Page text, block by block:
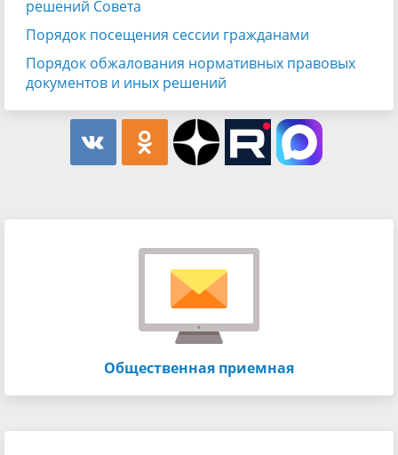
решений Совета
Порядок посещения сессии гражданами
Порядок обжалования нормативных правовых
документов и иных решений
Общественная приемная